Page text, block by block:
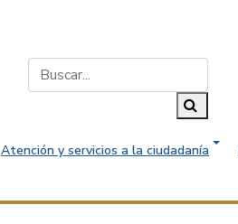
Atención y servicios a la ciudadanía